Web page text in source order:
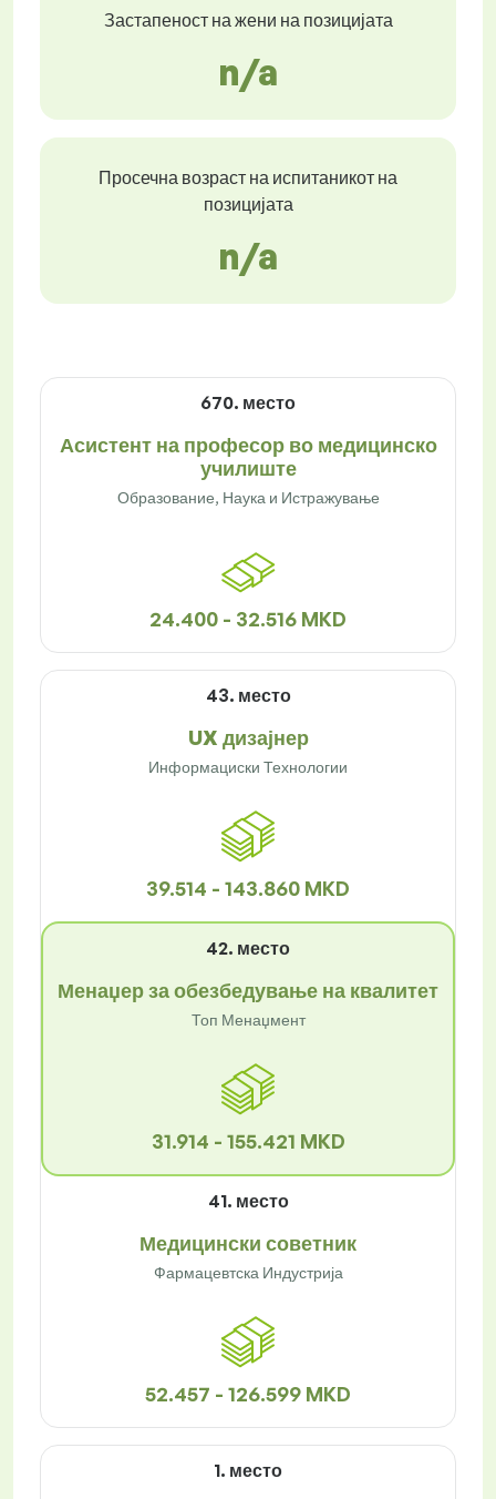
Застапеност на жени на позицијата
n/a
Просечна возраст на испитаникот на
позицијата
n/a
670. место
Асистент на професор во медицинско
училиште
Образование, Наука и Истражување
24.400 - 32.516 MKD
43. место
UX дизајнер
Информациски Технологии
39.514 - 143.860 MKD
42. место
Менаџер за обезбедување на квалитет
Топ Менаџмент
31.914 - 155.421 MKD
41. место
Медицински советник
Фармацевтска Индустрија
52.457 - 126.599 MKD
1. место